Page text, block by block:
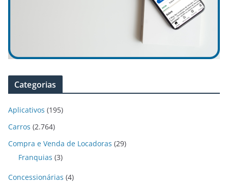
Categorias
Aplicativos (195)
Carros (2.764)
Compra e Venda de Locadoras (29)
Franquias (3)
Concessionárias (4)